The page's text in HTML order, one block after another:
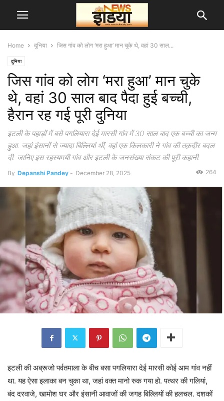
Home दुनिया जिस गांव को लोग ‘मरा हुआ’ मान चुके थे, वहां 30 साल...
दुनिया
जिस गांव को लोग ‘मरा हुआ’ मान चुके
थे, वहां 30 साल बाद पैदा हुई बच्ची,
हैरान रह गई पूरी दुनिया
इटली के पहाड़ों में बसे पगलियारा देई मारसी गांव में 30 साल बाद एक बच्ची का जन्म
हुआ. जहां इंसानों से ज्यादा बिल्लियां थीं, वहां एक किलकारी ने गांव की तक़दीर बदल
दी. जानिए इस रहस्यमयी गांव और इटली के जनसंख्या संकट की पूरी कहानी.
By Depanshi Pandey - December 28, 2025 264
इटली की अब्रूजो पर्वतमाला के बीच बसा पगलियारा देई मारसी कोई आम गांव नहीं
था. यह ऐसा इलाका बन चुका था, जहां वक्त मानो रुक गया हो. पत्थर की गलियां,
बंद दरवाजे, खामोश घर और इंसानी आवाजों की जगह बिल्लियों की हलचल. दशकों